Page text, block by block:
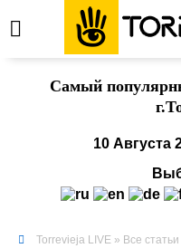
Cамый
10 Августа
Torrevieja LIVE » Все статьи